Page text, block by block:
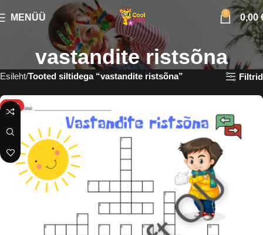
MENÜÜ 0 0,00
vastandite ristsõna
Esileht Tooted siltidega “vastandite ristsõna” Filtrid
HOT